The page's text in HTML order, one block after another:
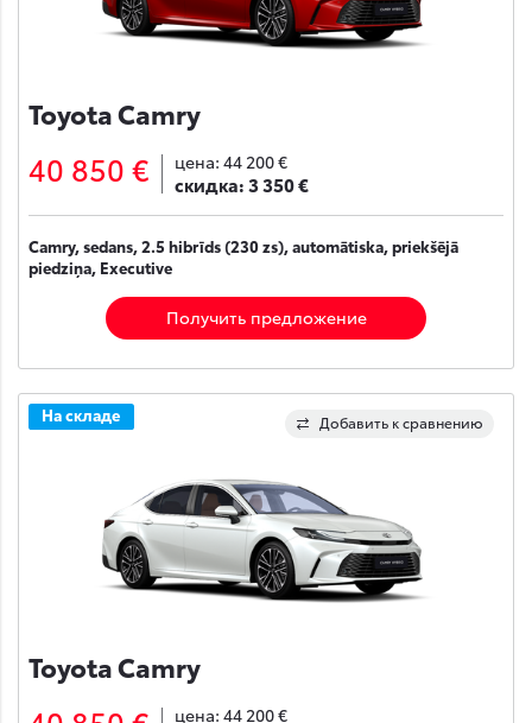
Toyota Camry
40 850 € цена: 44 200 €
скидка:3 350 €
Camry, sedans, 2.5 hibrīds (230 zs), automātiska, priekšējā
piedziņa, Executive
Получить предложение
Добавить к сравнению
На складе
Toyota Camry
цена: 44 200 €